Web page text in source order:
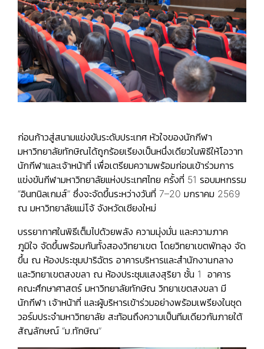
ก่อนก้าวสู่สนามแข่งขันระดับประเทศ หัวใจของนักกีฬา
มหาวิทยาลัยทักษิณได้ถูกร้อยเรียงเป็นหนึ่งเดียวในพิธีให้โอวาท
นักกีฬาและเจ้าหน้าที่ เพื่อเตรียมความพร้อมก่อนเข้าร่วมการ
แข่งขันกีฬามหาวิทยาลัยแห่งประเทศไทย ครั้งที่ 51 รอบมหกรรม
“อินทนิลเกมส์” ซึ่งจะจัดขึ้นระหว่างวันที่ 7–20 มกราคม 2569
ณ มหาวิทยาลัยแม่โจ้ จังหวัดเชียงใหม่
บรรยากาศในพิธีเต็มไปด้วยพลัง ความมุ่งมั่น และความภาค
ภูมิใจ จัดขึ้นพร้อมกันทั้งสองวิทยาเขต โดยวิทยาเขตพัทลุง จัด
ขึ้น ณ ห้องประชุมปาริฉัตร อาคารบริหารและสำนักงานกลาง
และวิทยาเขตสงขลา ณ ห้องประชุมแสงสุริยา ชั้น 1 อาคาร
คณะศึกษาศาสตร์ มหาวิทยาลัยทักษิณ วิทยาเขตสงขลา มี
นักกีฬา เจ้าหน้าที่ และผู้บริหารเข้าร่วมอย่างพร้อมเพรียงในชุด
วอร์มประจำมหาวิทยาลัย สะท้อนถึงความเป็นทีมเดียวกันภายใต้
สัญลักษณ์ “ม.ทักษิณ”